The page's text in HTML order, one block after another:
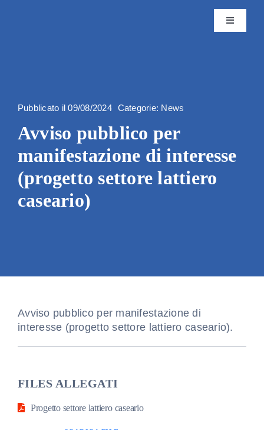
Toggle
Contatti
Pubblicato il 09/08/2024 Categorie: News
Avviso pubblico per
manifestazione di interesse
(progetto settore lattiero
caseario)
Avviso pubblico per manifestazione di
interesse (progetto settore lattiero caseario).
FILES ALLEGATI
Progetto settore lattiero caseario